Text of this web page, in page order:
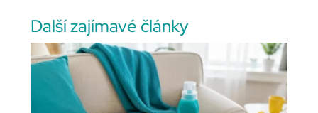
Další zajímavé články